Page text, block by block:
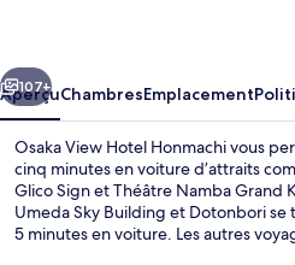
Honmachi
Suivant
107+
AperçuChambresEmplacement
Osaka View Hotel Honmachi vous
cinq minutes en voiture d’attraits
Glico Sign et Théâtre Namba Grand
Umeda Sky Building et Dotonbori se
5 minutes en voiture. Les autres